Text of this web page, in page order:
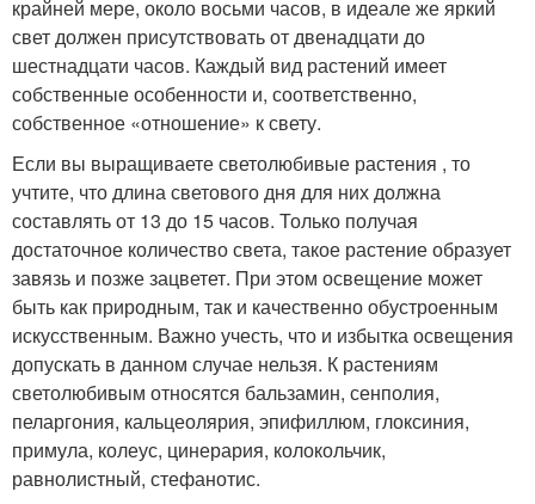
крайней мере, около восьми часов, в идеале же яркий
свет должен присутствовать от двенадцати до
шестнадцати часов. Каждый вид растений имеет
собственные особенности и, соответственно,
собственное «отношение» к свету.
Если вы выращиваете светолюбивые растения , то
учтите, что длина светового дня для них должна
составлять от 13 до 15 часов. Только получая
достаточное количество света, такое растение образует
завязь и позже зацветет. При этом освещение может
быть как природным, так и качественно обустроенным
искусственным. Важно учесть, что и избытка освещения
допускать в данном случае нельзя. К растениям
светолюбивым относятся бальзамин, сенполия,
пеларгония, кальцеолярия, эпифиллюм, глоксиния,
примула, колеус, цинерария, колокольчик,
равнолистный, стефанотис.